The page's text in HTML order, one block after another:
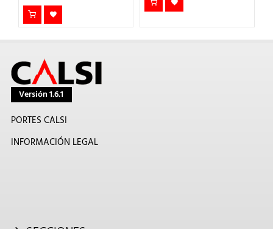
Versión 1.6.1
PORTES CALSI
INFORMACIÓN LEGAL